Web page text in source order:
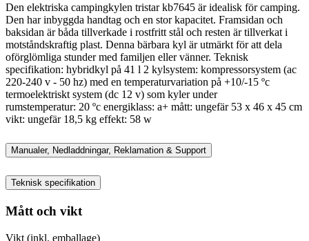
Den elektriska campingkylen tristar kb7645 är idealisk för camping.
Den har inbyggda handtag och en stor kapacitet. Framsidan och
baksidan är båda tillverkade i rostfritt stål och resten är tillverkat i
motståndskraftig plast. Denna bärbara kyl är utmärkt för att dela
oförglömliga stunder med familjen eller vänner. Teknisk
specifikation: hybridkyl på 41 l 2 kylsystem: kompressorsystem (ac
220-240 v - 50 hz) med en temperaturvariation på +10/-15 ºc
termoelektriskt system (dc 12 v) som kyler under
rumstemperatur: 20 ºc energiklass: a+ mått: ungefär 53 x 46 x 45 cm
vikt: ungefär 18,5 kg effekt: 58 w
Manualer, Nedladdningar, Reklamation & Support
Teknisk specifikation
Mått och vikt
Vikt (inkl. emballage)